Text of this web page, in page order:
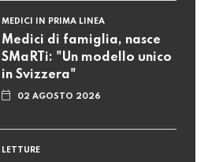
MEDICI IN PRIMA LINEA
Medici di famiglia, nasce
SMaRTi: "Un modello unico
in Svizzera"
02 AGOSTO 2026
LETTURE